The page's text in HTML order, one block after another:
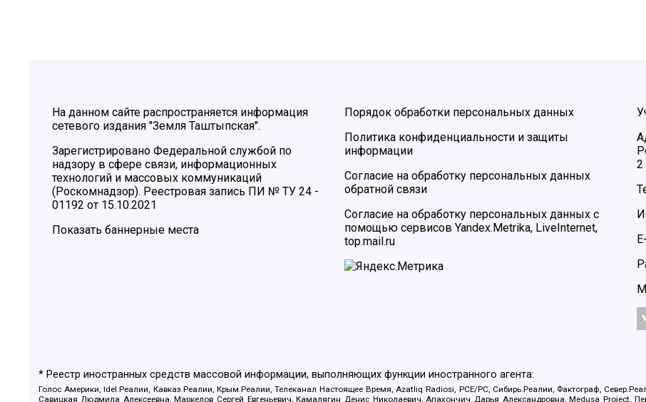
На данном сайте распространяется информация
сетевого издания "Земля Таштыпская".
Зарегистрировано Федеральной службой по
надзору в сфере связи, информационных
технологий и массовых коммуникаций
(Роскомнадзор). Реестровая запись ПИ № ТУ 24 -
01192 от 15.10.2021
Показать баннерные места
Порядок обработки персональных данных
Политика конфиденциальности и защиты
информации
Согласие на обработку персональных данных
обратной связи
Согласие на обработку персональных данных с
помощью сервисов Yandex.Metrika, LiveInternet,
top.mail.ru
2
* Реестр иностранных средств массовой информации, выполняющих функции иностранного агента:
Голос Америки, Idel.Реалии, Кавказ.Реалии, Крым.Реалии, Телеканал Настоящее Время, Azatliq Radiosi, PCE/PC, Сибирь.Реалии, Фактограф,
Савицкая Людмила Алексеевна, Маркелов Сергей Евгеньевич, Камалягин Денис Николаевич, Апахончич Дарья Александровна, Medusa Project,